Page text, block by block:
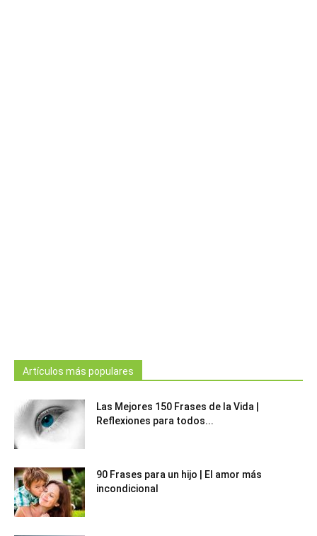
Artículos más populares
Las Mejores 150 Frases de la Vida |
Reflexiones para todos...
90 Frases para un hijo | El amor más
incondicional